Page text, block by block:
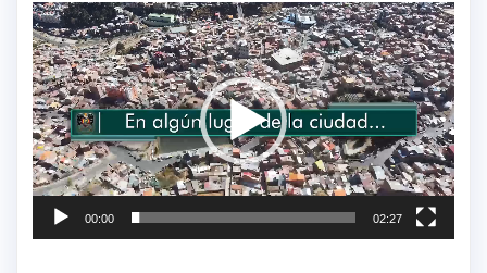
Reproductor
de
vídeo
00:00 02:27